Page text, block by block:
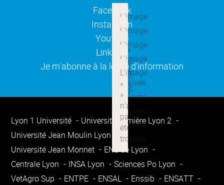
Facebook
(ouverture dans une
Instagram(ouverture dans une
Youtube(ouverture dans une
Linkedin
(ouverture dans une
Je m'abonne à la lettre d'information
(ouverture dans une
Lyon 1 Université
Université Lumière Lyon 2
Université Jean Moulin Lyon 3
Université Jean Monnet
ENS de Lyon
Centrale Lyon
INSA Lyon
Sciences Po Lyon
VetAgro Sup
ENTPE ENSAL Enssib
ENSATT